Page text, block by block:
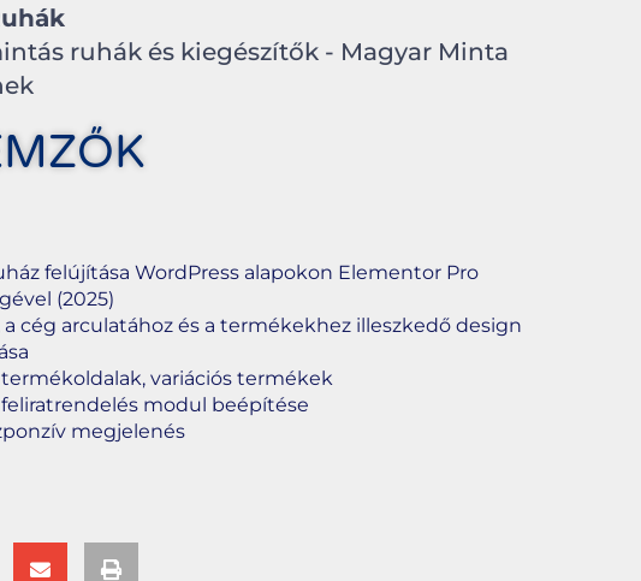
ruhák és kiegészítők - Magyar Minta
felújítása WordPress alapokon Elementor Pro
(2025)
a cég arculatához és a termékekhez illeszkedő design
variációs termékek
modul beépítése
megjelenés